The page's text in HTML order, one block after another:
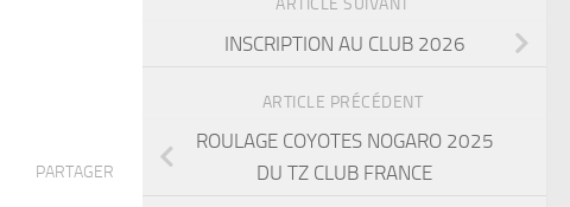
PARTAGER
INSCRIPTION AU CLUB 2026
ARTICLE PRÉCÉDENT
ROULAGE COYOTES NOGARO 2025
DU TZ CLUB FRANCE